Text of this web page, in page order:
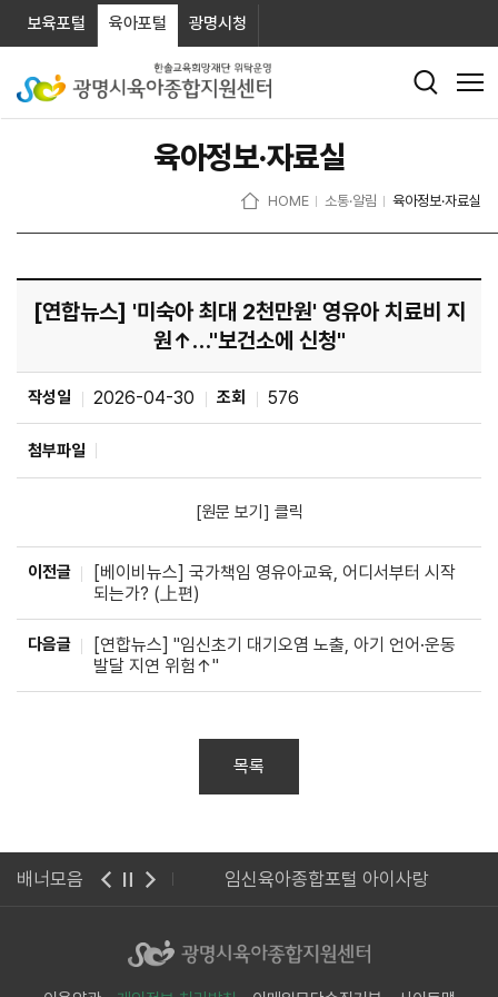
보육포털 육아포털 광명시청
육아정보·자료실
HOME 소통·알림 육아정보·자료실
[연합뉴스] '미숙아 최대 2천만원' 영유아 치료비 지
원↑…"보건소에 신청"
작성일 2026-04-30 조회 576
첨부파일
[원문 보기] 클릭
이전글
[베이비뉴스] 국가책임 영유아교육, 어디서부터 시작
되는가? (上편)
다음글
[연합뉴스] "임신초기 대기오염 노출, 아기 언어·운동
발달 지연 위험↑"
목록
배너모음
합지원센터 웹진 임신육아종합포털 아이사랑